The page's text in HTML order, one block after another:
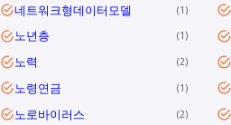
네트워크형데이터모델 1
노년층 1
노력 2
노령연금 1
노로바이러스 2